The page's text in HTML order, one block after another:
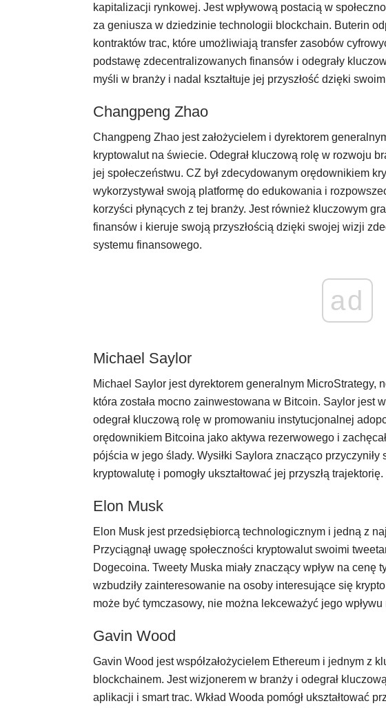
kapitalizacji rynkowej. Jest wpływową postacią w
za geniusza w dziedzinie technologii blockchain. Buterin
kontraktów trac, które umożliwiają transfer zasobów
podstawę zdecentralizowanych finansów i odegrały
myśli w branży i nadal kształtuje jej przyszłość dzięki
Changpeng Zhao
Changpeng Zhao jest założycielem i dyrektorem
kryptowalut na świecie. Odegrał kluczową rolę w rozwoju
jej społeczeństwu. CZ był zdecydowanym orędownikiem
wykorzystywał swoją platformę do edukowania i
korzyści płynących z tej branży. Jest również kluczowym
finansów i kieruje swoją przyszłością dzięki swojej wizji
systemu finansowego.
ad
Michael Saylor
Michael Saylor jest dyrektorem generalnym MicroStrategy,
która została mocno zainwestowana w Bitcoin. Saylor jest
odegrał kluczową rolę w promowaniu instytucjonalnej
orędownikiem Bitcoina jako aktywa rezerwowego i
pójścia w jego ślady. Wysiłki Saylora znacząco
kryptowalutę i pomogły ukształtować jej przyszłą trajektorię.
Elon Musk
Elon Musk jest przedsiębiorcą technologicznym i jedną z
Przyciągnął uwagę społeczności kryptowalut swoimi
Dogecoina. Tweety Muska miały znaczący wpływ na cenę
wzbudziły zainteresowanie na osoby interesujące się
może być tymczasowy, nie można lekceważyć jego
Gavin Wood
Gavin Wood jest współzałożycielem Ethereum i jednym z
blockchainem. Jest wizjonerem w branży i odegrał
aplikacji i smart trac. Wkład Wooda pomógł ukształtować